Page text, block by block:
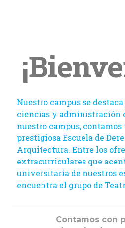
Nuestro campus se
ciencias y administración
nuestro campus, contamos
prestigiosa Escuela de
Arquitectura. Entre los
extracurriculares que
universitaria de nuestros
encuentra el grupo de
Contamos con